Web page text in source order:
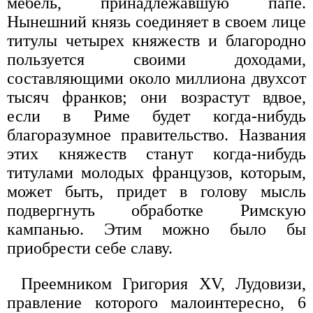
Нынешний князь соединяет в своем лице
титулы четырех княжеств и благородно
пользуется своими доходами,
составляющими около миллиона двухсот
тысяч франков; они возрастут вдвое,
если в Риме будет когда-нибудь
благоразумное правительство. Названия
этих княжеств станут когда-нибудь
титулами молодых французов, которым,
может быть, придет в голову мысль
подвергнуть обработке Римскую
кампанью. Этим можно было бы
приобрести себе славу.
Преемником Григория XV, Лудовизи,
правление которого малоинтересно, 6